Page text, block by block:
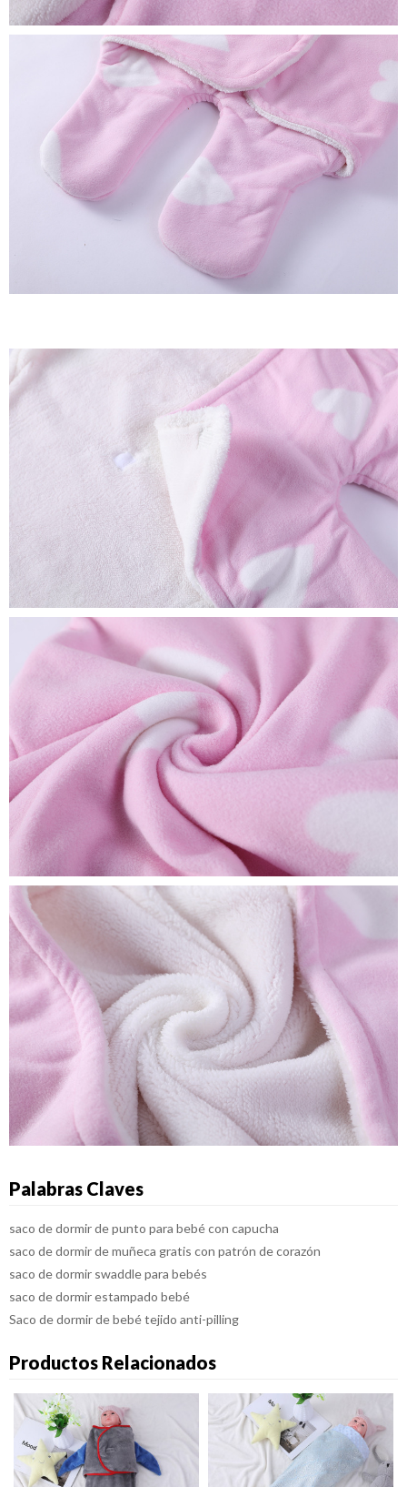
Palabras Claves
saco de dormir de punto para bebé con capucha
saco de dormir de muñeca gratis con patrón de corazón
saco de dormir swaddle para bebés
saco de dormir estampado bebé
Saco de dormir de bebé tejido anti-pilling
Productos Relacionados